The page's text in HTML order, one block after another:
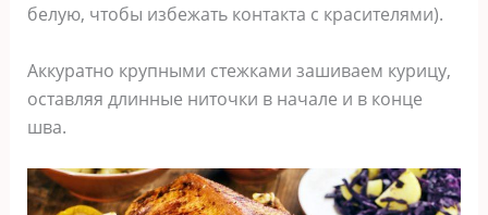
белую, чтобы избежать контакта с красителями).
Аккуратно крупными стежками зашиваем курицу,
оставляя длинные ниточки в начале и в конце
шва.